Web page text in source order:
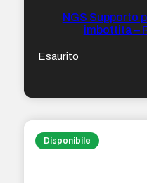
NGS Supporto
imbottita –
Esaurito
Disponibile